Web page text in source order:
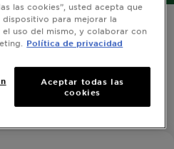
las cookies”, usted acepta que
dispositivo para mejorar la
uso del mismo, y colaborar con
Política de privacidad
Aceptar todas las
cookies